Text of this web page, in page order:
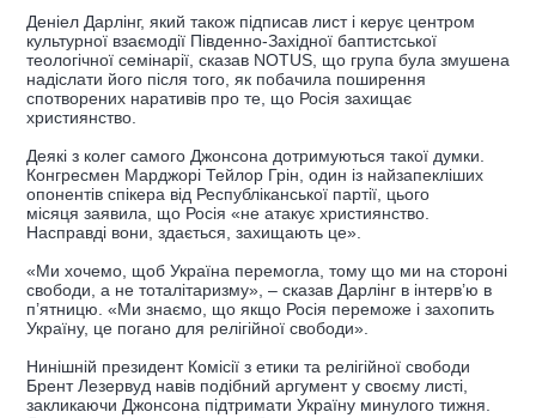
Деніел Дарлінг, який також підписав лист і керує центром
культурної взаємодії Південно-Західної баптистської
теологічної семінарії, сказав NOTUS, що група була змушена
надіслати його після того, як побачила поширення
спотворених наративів про те, що Росія захищає
християнство.
Деякі з колег самого Джонсона дотримуються такої думки.
Конгресмен Марджорі Тейлор Грін, один із найзапекліших
опонентів спікера від Республіканської партії, цього
місяця заявила, що Росія «не атакує християнство.
Насправді вони, здається, захищають це».
«Ми хочемо, щоб Україна перемогла, тому що ми на стороні
свободи, а не тоталітаризму», – сказав Дарлінг в інтерв’ю в
п’ятницю. «Ми знаємо, що якщо Росія переможе і захопить
Україну, це погано для релігійної свободи».
Нинішній президент Комісії з етики та релігійної свободи
Брент Лезервуд навів подібний аргумент у своєму листі,
закликаючи Джонсона підтримати Україну минулого тижня.